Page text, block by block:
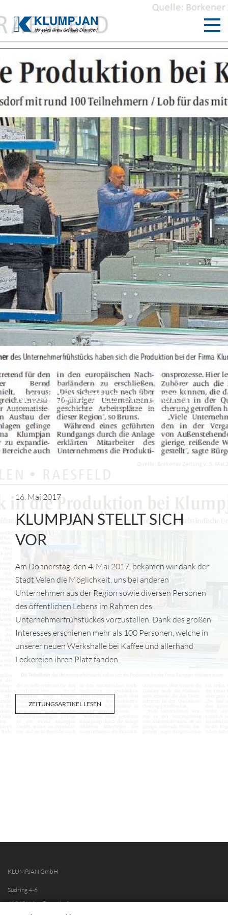
KLUMPJAN STELLT SICH VOR
16. Mai 2017
KLUMPJAN STELLT SICH
VOR
Am Donnerstag, den 4. Mai 2017, bekamen wir dank der
Stadt Velen die Möglichkeit, uns bei anderen
Unternehmen aus der Region sowie diversen Personen
des öffentlichen Lebens im Rahmen des
Unternehmerfrühstückes vorzustellen. Dank des großen
Interesses erschienen mehr als 100 Personen, welche in
unserer neuen Werkshalle bei Kaffee und allerhand
Leckereien ihren Platz fanden.
ZEITUNGSARTIKEL LESEN
KLUMPJAN GmbH
Südring 4-6
46342 Velen-Ramsdorf